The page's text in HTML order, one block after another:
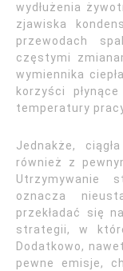
wydłużenia
zjawiska
przewodach
częstymi
wymiennika
korzyści
temperatury pracy
Jednakże,
również z
Utrzymywanie
oznacza
przekładać się
strategii, w
Dodatkowo,
pewne emisje,